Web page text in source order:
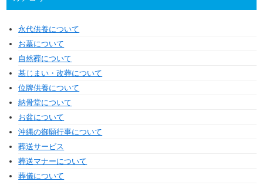
永代供養について
お墓について
自然葬について
墓じまい・改葬について
位牌供養について
納骨堂について
お盆について
沖縄の御願行事について
葬送サービス
葬送マナーについて
葬儀について